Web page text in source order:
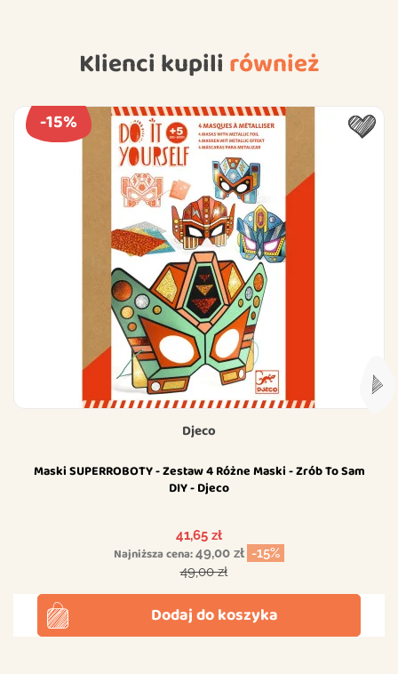
Klienci kupili również
Djeco
Maski SUPERROBOTY - Zestaw 4 Różne Maski - Zrób To Sam
DIY - Djeco
Cena
41,65 zł
Najniższa cena:49,00 zł -15%
Cena podstawowa
49,00 zł
-15%
Dodaj do koszyka